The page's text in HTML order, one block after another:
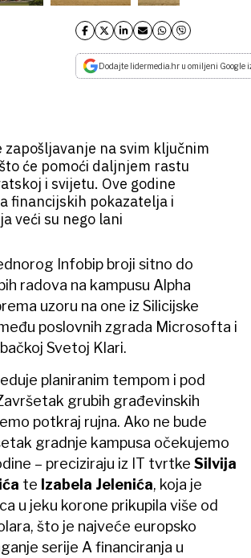
Dodajte lidermedia.hr u omiljeni Google
zapošljavanje na svim ključnim
će pomoći daljnjem rastu
i svijetu. Ove godine
financijskih pokazatelja i
veći su nego lani
Infobip broji sitno do
radova na kampusu Alpha
uzoru na one iz Silicijske
poslovnih zgrada Microsofta i
Svetoj Klari.
planiranim tempom i pod
grubih građevinskih
potkraj rujna. Ako ne bude
gradnje kampusa očekujemo
– preciziraju iz IT tvrtke Silvija
te Izabela Jelenića, koja je
u jeku korone prikupila više od
što je najveće europsko
serije A financiranja u